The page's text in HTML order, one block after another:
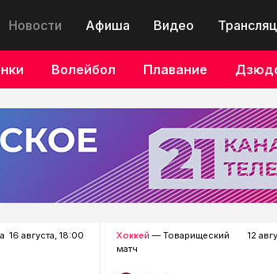
Новости Афиша Видео
Волейбол Плавание
16 августа, 18:00 Хоккей — Товарищеский
матч
12